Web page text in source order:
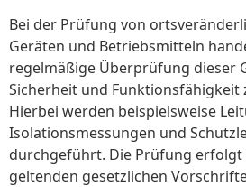
Bei der Prüfung von
Geräten und Betriebsmitteln
regelmäßige Überprüfung dieser
Sicherheit und Funktionsfähigkeit
Hierbei werden beispielsweise
Isolationsmessungen und
durchgeführt. Die Prüfung erfolgt
geltenden gesetzlichen